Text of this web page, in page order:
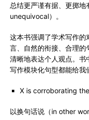
总结更严谨有据、更掷
unequivocal）。
这本书强调了学术写作
言、自然的衔接、合理的
清晰地表达个人观点。
写作模块化句型都能给我
X is corroborating the
以换句话说（in other